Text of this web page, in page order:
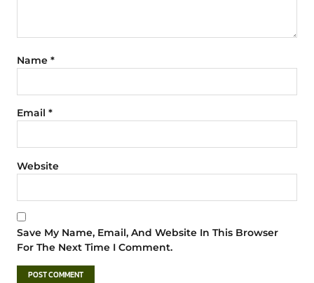
Name *
Email *
Website
Save My Name, Email, And Website In This Browser
For The Next Time I Comment.